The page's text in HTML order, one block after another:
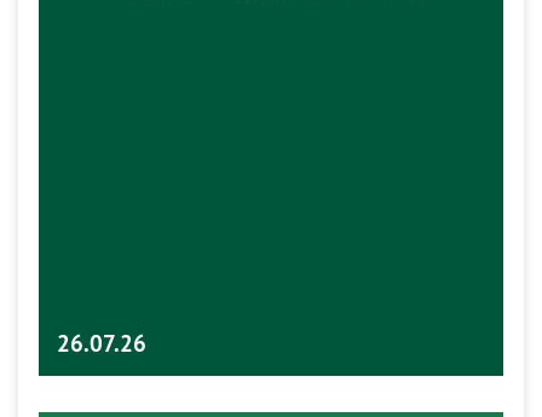
26.07.26